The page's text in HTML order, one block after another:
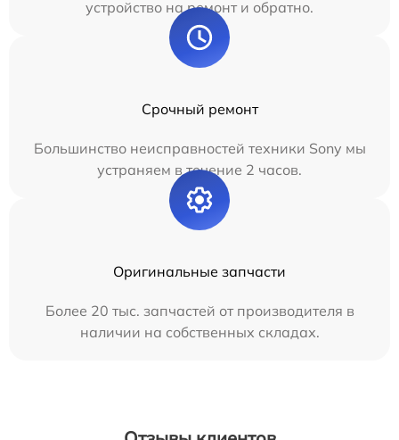
устройство на ремонт и обратно.
Срочный ремонт
Большинство неисправностей техники Sony мы
устраняем в течение 2 часов.
Оригинальные запчасти
Более 20 тыс. запчастей от производителя в
наличии на собственных складах.